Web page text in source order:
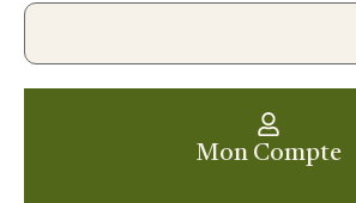
Mon Compte